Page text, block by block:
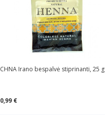
CHNA Irano bespalvė stiprinanti, 25 g
0,99 €